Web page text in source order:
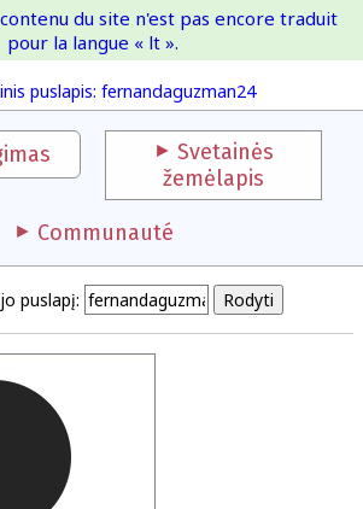
France-IOI
puslapis: fernandaguzman24
du site n'est pas encore traduit
pour la langue « lt ».
Svetainės
žemėlapis
Communauté
puslapį: